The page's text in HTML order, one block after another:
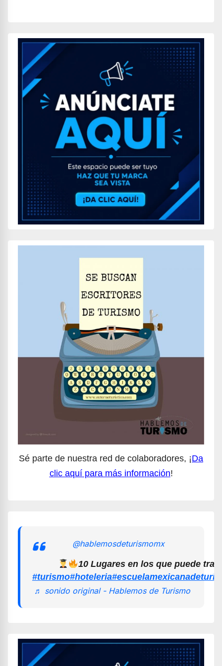
Sé parte de nuestra red de colaboradores, ¡Da
clic aquí para más información!
@hablemosdeturismomx
10 Lugares en los que puede
#turismo#hoteleria
♬ sonido original - Hablemos de Turismo